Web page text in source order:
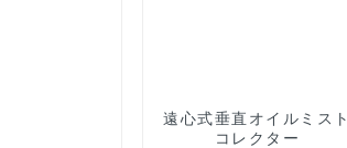
遠心式垂直オイルミスト
コレクター